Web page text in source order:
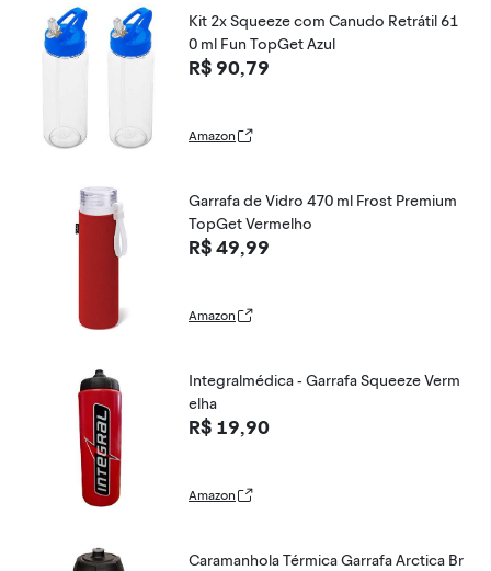
Kit 2x Squeeze com Canudo Retrátil 61
0 ml Fun TopGet Azul
R$ 90,79
Amazon
Garrafa de Vidro 470 ml Frost Premium
TopGet Vermelho
R$ 49,99
Amazon
Integralmédica - Garrafa Squeeze Verm
elha
R$ 19,90
Amazon
Caramanhola Térmica Garrafa Arctica Br